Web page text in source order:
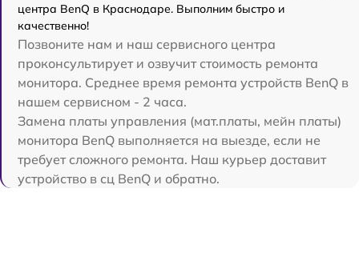
центра BenQ в Краснодаре. Выполним быстро и
качественно!
Позвоните нам и наш сервисного центра
проконсультирует и озвучит стоимость ремонта
монитора. Среднее время ремонта устройств BenQ в
нашем сервисном - 2 часа.
Замена платы управления (мат.платы, мейн платы)
монитора BenQ выполняется на выезде, если не
требует сложного ремонта. Наш курьер доставит
устройство в сц BenQ и обратно.